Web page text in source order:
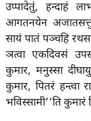
उप्पादेतुं, हन्दाहं
आगतनयेन अजातसत्तुं
सायं पातं पञ्चहि
ञत्वा एकदिवसं
कुमार, मनुस्सा
कुमार, पितरं हन्त्वा
भविस्सामी’’ति